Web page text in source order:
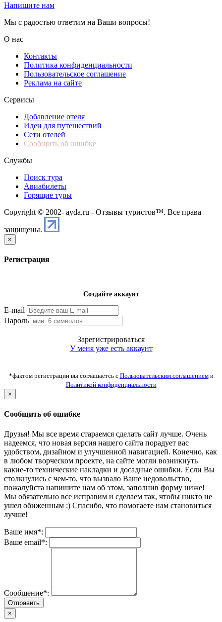
Напишите нам
Мы с радостью ответим на Ваши вопросы!
О нас
Контакты
Политика конфиденциальности
Пользовательское соглашение
Реклама на сайте
Сервисы
Добавление отеля
Идеи для путешествий
Сети отелей
Сообщить об ошибке
Службы
Поиск тура
Авиабилеты
Горящие туры
Copyright © 2002- ayda.ru - Отзывы туристов™. Все права
защищены.
×
Регистрация
Создайте аккаунт
E-mail
Пароль
Зарегистрироваться
У меня уже есть аккаунт
*фактом регистрации вы соглашаетсь с Пользовательским соглашениеми
Политикой конфиденциальности
×
Сообщить об ошибке
Друзья! Мы все время стараемся сделать сайт лучше. Очень
надеемся, что новая версия нашего сайта порадует вас
удобством, дизайном и улучшенной навигацией. Конечно, как
в любом творческом проекте, на сайте могли возникнуть
какие-то технические накладки и досадные ошибки. Если Вы
столкнулись с чем-то, что вызвало Ваше недовольство,
пожалуйста напишите нам об этом, заполнив форму ниже!
Мы обязательно все исправим и сделаем так, чтобы никто не
ушел обиженным :) Спасибо, что помогаете нам становиться
лучше!
Ваше имя*:
Ваше email*:
Сообщение*:
Отправить
×